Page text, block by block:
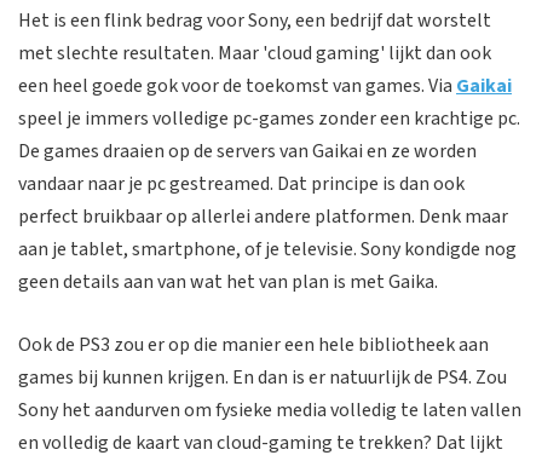
Het is een flink bedrag voor Sony, een bedrijf dat worstelt
met slechte resultaten. Maar 'cloud gaming' lijkt dan ook
een heel goede gok voor de toekomst van games. Via Gaikai
speel je immers volledige pc-games zonder een krachtige pc.
De games draaien op de servers van Gaikai en ze worden
vandaar naar je pc gestreamed. Dat principe is dan ook
perfect bruikbaar op allerlei andere platformen. Denk maar
aan je tablet, smartphone, of je televisie. Sony kondigde nog
geen details aan van wat het van plan is met Gaika.
Ook de PS3 zou er op die manier een hele bibliotheek aan
games bij kunnen krijgen. En dan is er natuurlijk de PS4. Zou
Sony het aandurven om fysieke media volledig te laten vallen
en volledig de kaart van cloud-gaming te trekken? Dat lijkt